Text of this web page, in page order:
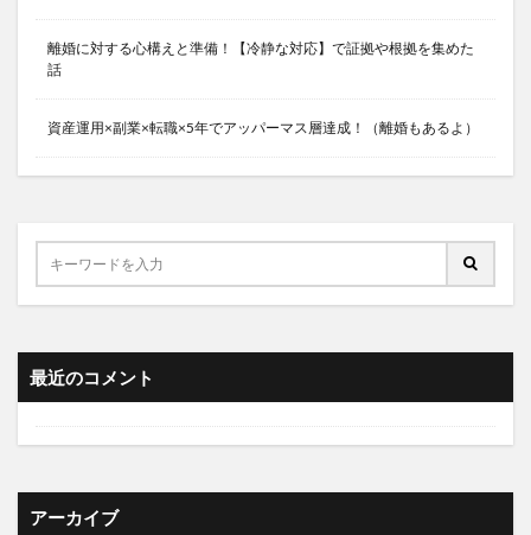
離婚に対する心構えと準備！【冷静な対応】で証拠や根拠を集めた
話
資産運用×副業×転職×5年でアッパーマス層達成！（離婚もあるよ）
最近のコメント
アーカイブ